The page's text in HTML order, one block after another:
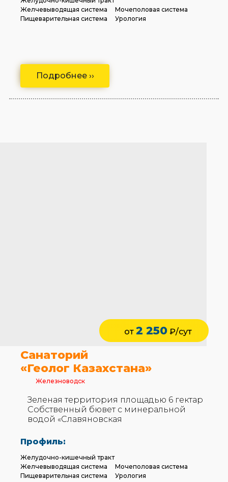
Подробнее ››
Желчевыводящая система
Мочеполовая система
Пищеварительная система
Урология
Санаторий
«Геолог Казахстана»
Железноводск
Зеленая территория площадью 6 гектар
Собственный бювет с минеральной
водой «Славяновская
Профиль:
Желудочно-кишечный тракт
Желчевыводящая система
Мочеполовая система
Пищеварительная система
Урология
от 2 250₽/сут